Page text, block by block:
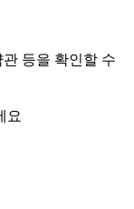
등을 확인할 수
요